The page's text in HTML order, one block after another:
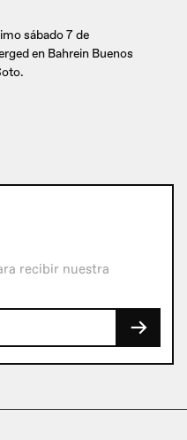
sábado 7 de
en Bahrein Buenos
recibir nuestra
→